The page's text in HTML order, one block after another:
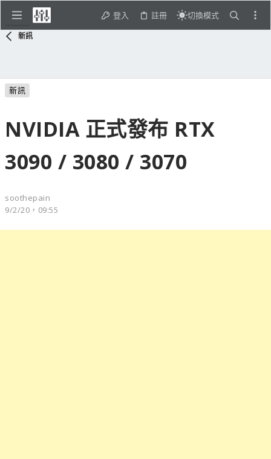
登入 註冊 切換模式
新訊
新訊
NVIDIA 正式發布 RTX
3090 / 3080 / 3070
soothepain
9/2/20，09:55